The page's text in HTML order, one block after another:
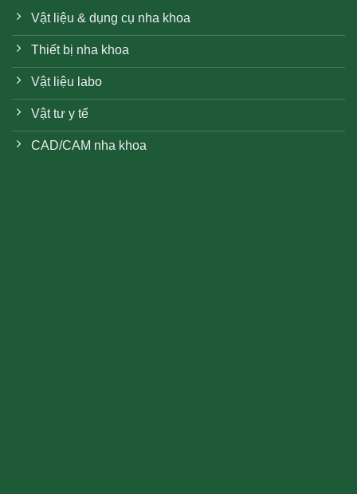
Vật liệu & dụng cụ nha khoa
Thiết bị nha khoa
Vật liệu labo
Vật tư y tế
CAD/CAM nha khoa